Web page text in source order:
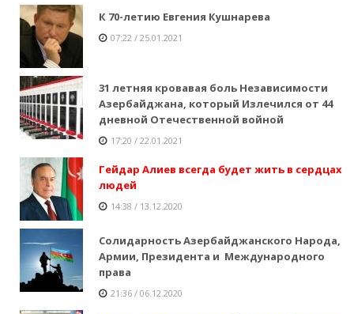
К 70-летию Евгения Кушнарева
07:22 / 25.01.2021
31 летняя кровавая боль Независимости
Азербайджана, который Излечился от 44
дневной Отечественной войной
17:20 / 22.01.2021
Гейдар Алиев всегда будет жить в сердцах
людей
14:38 / 13.12.2020
Солидарность Азербайджанского Народа,
Армии, Президента и Международного
права
21:36 / 06.12.2020